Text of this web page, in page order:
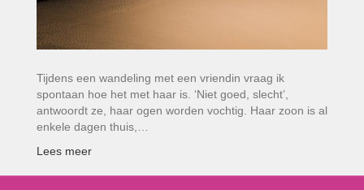
Tijdens een wandeling met een vriendin vraag ik
spontaan hoe het met haar is. ‘Niet goed, slecht’,
antwoordt ze, haar ogen worden vochtig. Haar zoon is al
enkele dagen thuis,…
Lees meer